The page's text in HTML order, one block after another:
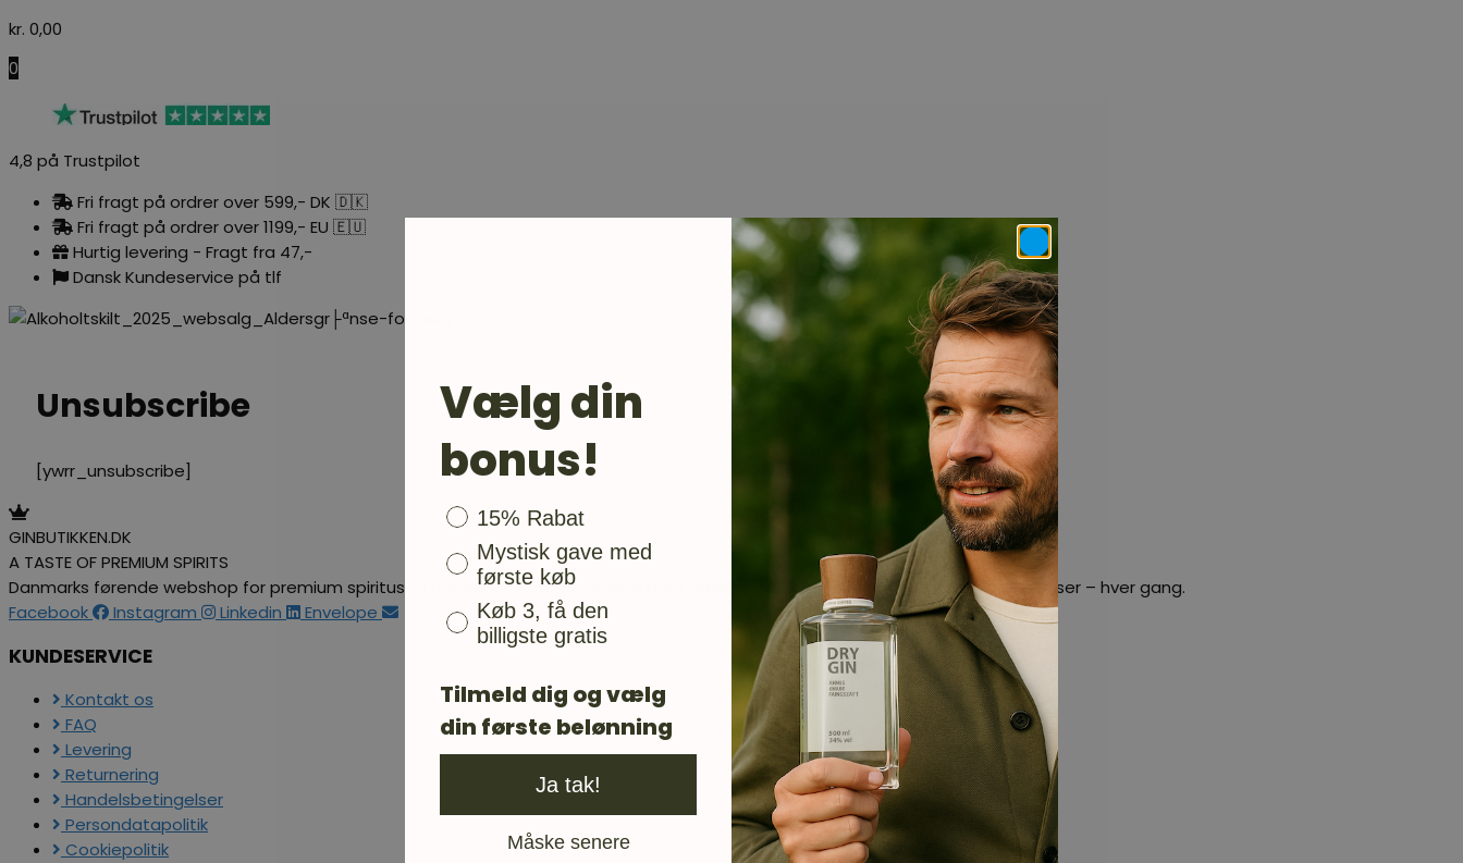
kr. 0,00
0
4,8 på Trustpilot
Fri fragt på ordrer over 599,- DK 🇩🇰
Fri fragt på ordrer over 1199,- EU 🇪🇺
Hurtig levering - Fragt fra 47,-
Dansk Kundeservice på tlf
Unsubscribe
[ywrr_unsubscribe]
GINBUTIKKEN.DK
A TASTE OF PREMIUM SPIRITS
Danmarks førende webshop for premium spiritus. Vi udvælger vores produkter med omhu og nørderi, så du får de bedste oplevelser – hver gang.
Facebook
Instagram Linkedin Envelope
KUNDESERVICE
Kontakt os
FAQ
Levering
Returnering
Handelsbetingelser
Persondatapolitik
Cookiepolitik
Vælg din
bonus!
Bonusgave
15% Rabat
Mystisk gave med
første køb
Køb 3, få den
billigste gratis
Tilmeld dig og vælg
din første belønning
Ja tak!
Måske senere